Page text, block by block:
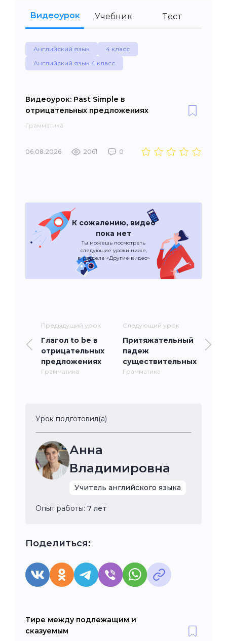
Видеоурок Учебник Тест
Английский язык
4 класс
Английский язык 4 класс
Видеоурок: Past Simple в
отрицательных предложениях
Грамматика
06.08.2026 2061 0
К сожалению, видео
пока нет
Ты можешь посмотреть
следующие уроки ниже,
в разделе «Другие видео»
Предыдущий урок
Глагол to be в
отрицательных
предложениях
Грамматика
Следующий урок
Притяжательный
падеж
существительных
Грамматика
Урок подготовил(а)
Анна
Владимировна
Учитель английского языка
Опыт работы: 7 лет
Поделиться:
Тире между подлежащим и
сказуемым